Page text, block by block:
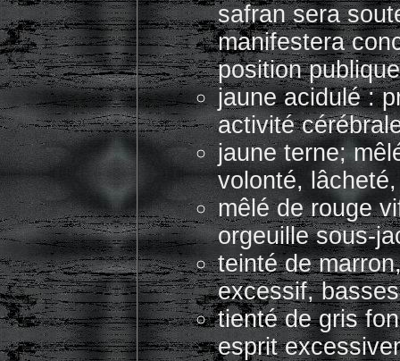
safran sera
manifestera
position
jaune acidulé :
activité
jaune terne;
volonté,
mêlé de rouge
orgeuille sous-
teinté de
excessif,
tienté de gris
esprit